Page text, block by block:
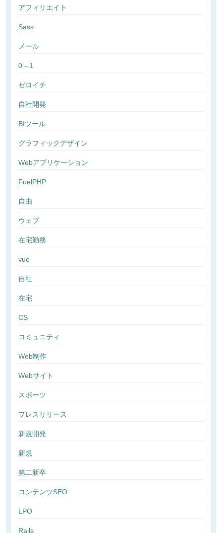
アフィリエイト
Sass
メール
0→1
ゼロイチ
自社開発
BIツール
グラフィックデザイン
Webアプリケーション
FuelPHP
自由
ウェブ
在宅勤務
vue
自社
在宅
CS
コミュニティ
Web制作
Webサイト
スポーツ
プレスリリース
新規開発
新規
第二新卒
コンテンツSEO
LPO
Rails